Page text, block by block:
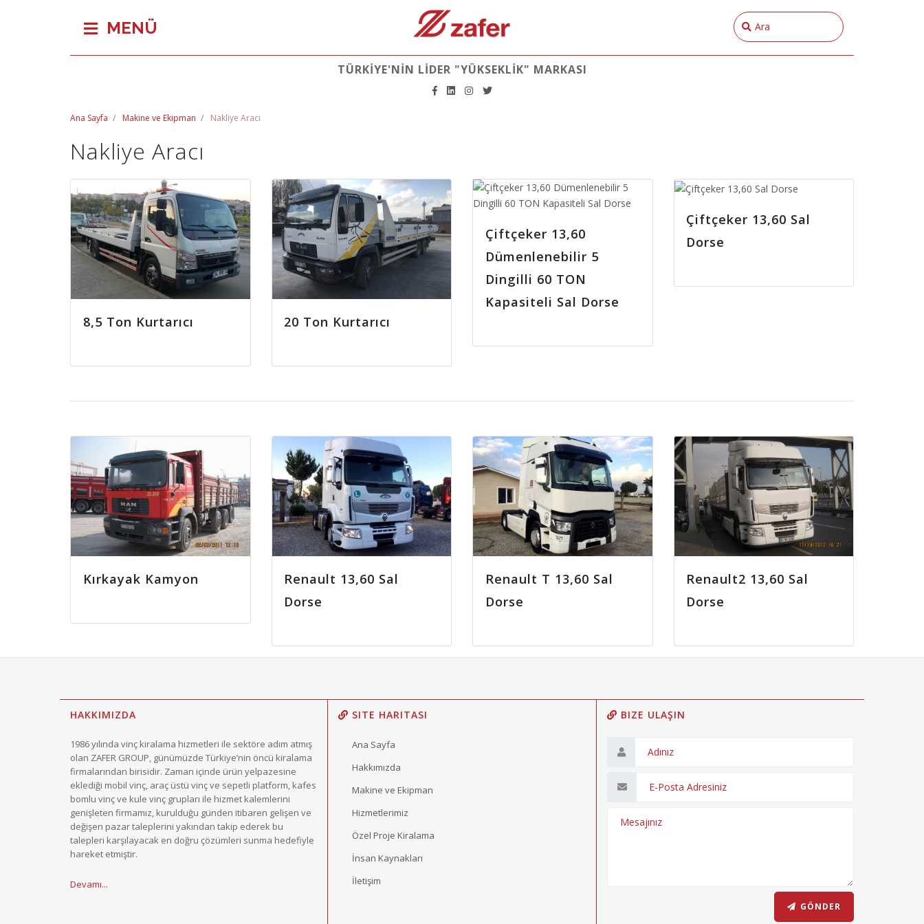
MENÜ
TÜRKİYE'NİN LİDER "YÜKSEKLİK" MARKASI
Ana Sayfa Makine ve Ekipman Nakliye Aracı
Nakliye Aracı
8,5 Ton Kurtarıcı 20 Ton Kurtarıcı
Çiftçeker 13,60
Dümenlenebilir 5
Dingilli 60 TON
Kapasiteli Sal Dorse
Çiftçeker 13,60 Sal
Dorse
Kırkayak Kamyon
Renault 13,60 Sal
Dorse
Renault T 13,60 Sal
Dorse
Renault2 13,60 Sal
Dorse
HAKKIMIZDA
1986 yılında vinç kiralama hizmetleri ile sektöre adım atmış
olan ZAFER GROUP, günümüzde Türkiye’nin öncü kiralama
firmalarından birisidir. Zaman içinde ürün yelpazesine
eklediği mobil vinç, araç üstü vinç ve sepetli platform, kafes
bomlu vinç ve kule vinç grupları ile hizmet kalemlerini
genişleten firmamız, kurulduğu günden itibaren gelişen ve
değişen pazar taleplerini yakından takip ederek bu
talepleri karşılayacak en doğru çözümleri sunma hedefiyle
hareket etmiştir.
Devamı...
SITE HARITASI
Ana Sayfa
Hakkımızda
Makine ve Ekipman
Hizmetlerimiz
Özel Proje Kiralama
İnsan Kaynakları
İletişim
BIZE ULAŞIN
GÖNDER